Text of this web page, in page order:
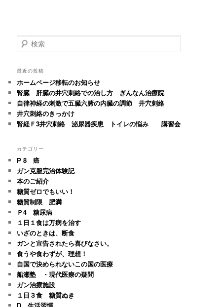
検
索
最近の投稿
ホームページ移転のお知らせ
腎臓 肝臓の井穴刺絡での治し方 ぎんなん治療院
自律神経の刺激で五臓六腑の内臓の調節 井穴刺絡
井穴刺絡のきっかけ
腎経Ｆ3井穴刺絡 泌尿器疾患 トイレの悩み 講習会
カテゴリー
P 8 癌
ガン克服完治体験記
本のご紹介
糖質ゼロでもいい！
糖質制限 肥満
Ｐ4 糖尿病
１日１食は万病を治す
いざのときは、断食
ガンと宣告されたら喜びなさい。
食うや食わずが、理想！
自国で決められないこの国の医療
船瀬塾 ・現代医療の疑問
ガン治療施設
１日３食 糖質ぬき